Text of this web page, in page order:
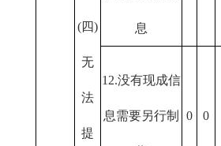
(四)
无
法
提
息
12.没有现成信
息需要另行制 0 0